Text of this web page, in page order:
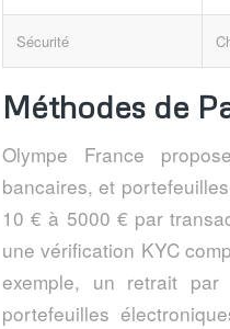
Sécurité
Méthodes de
Olympe France
bancaires, et
10 € à 5000 € par
une vérification KYC
exemple, un retrait
portefeuilles